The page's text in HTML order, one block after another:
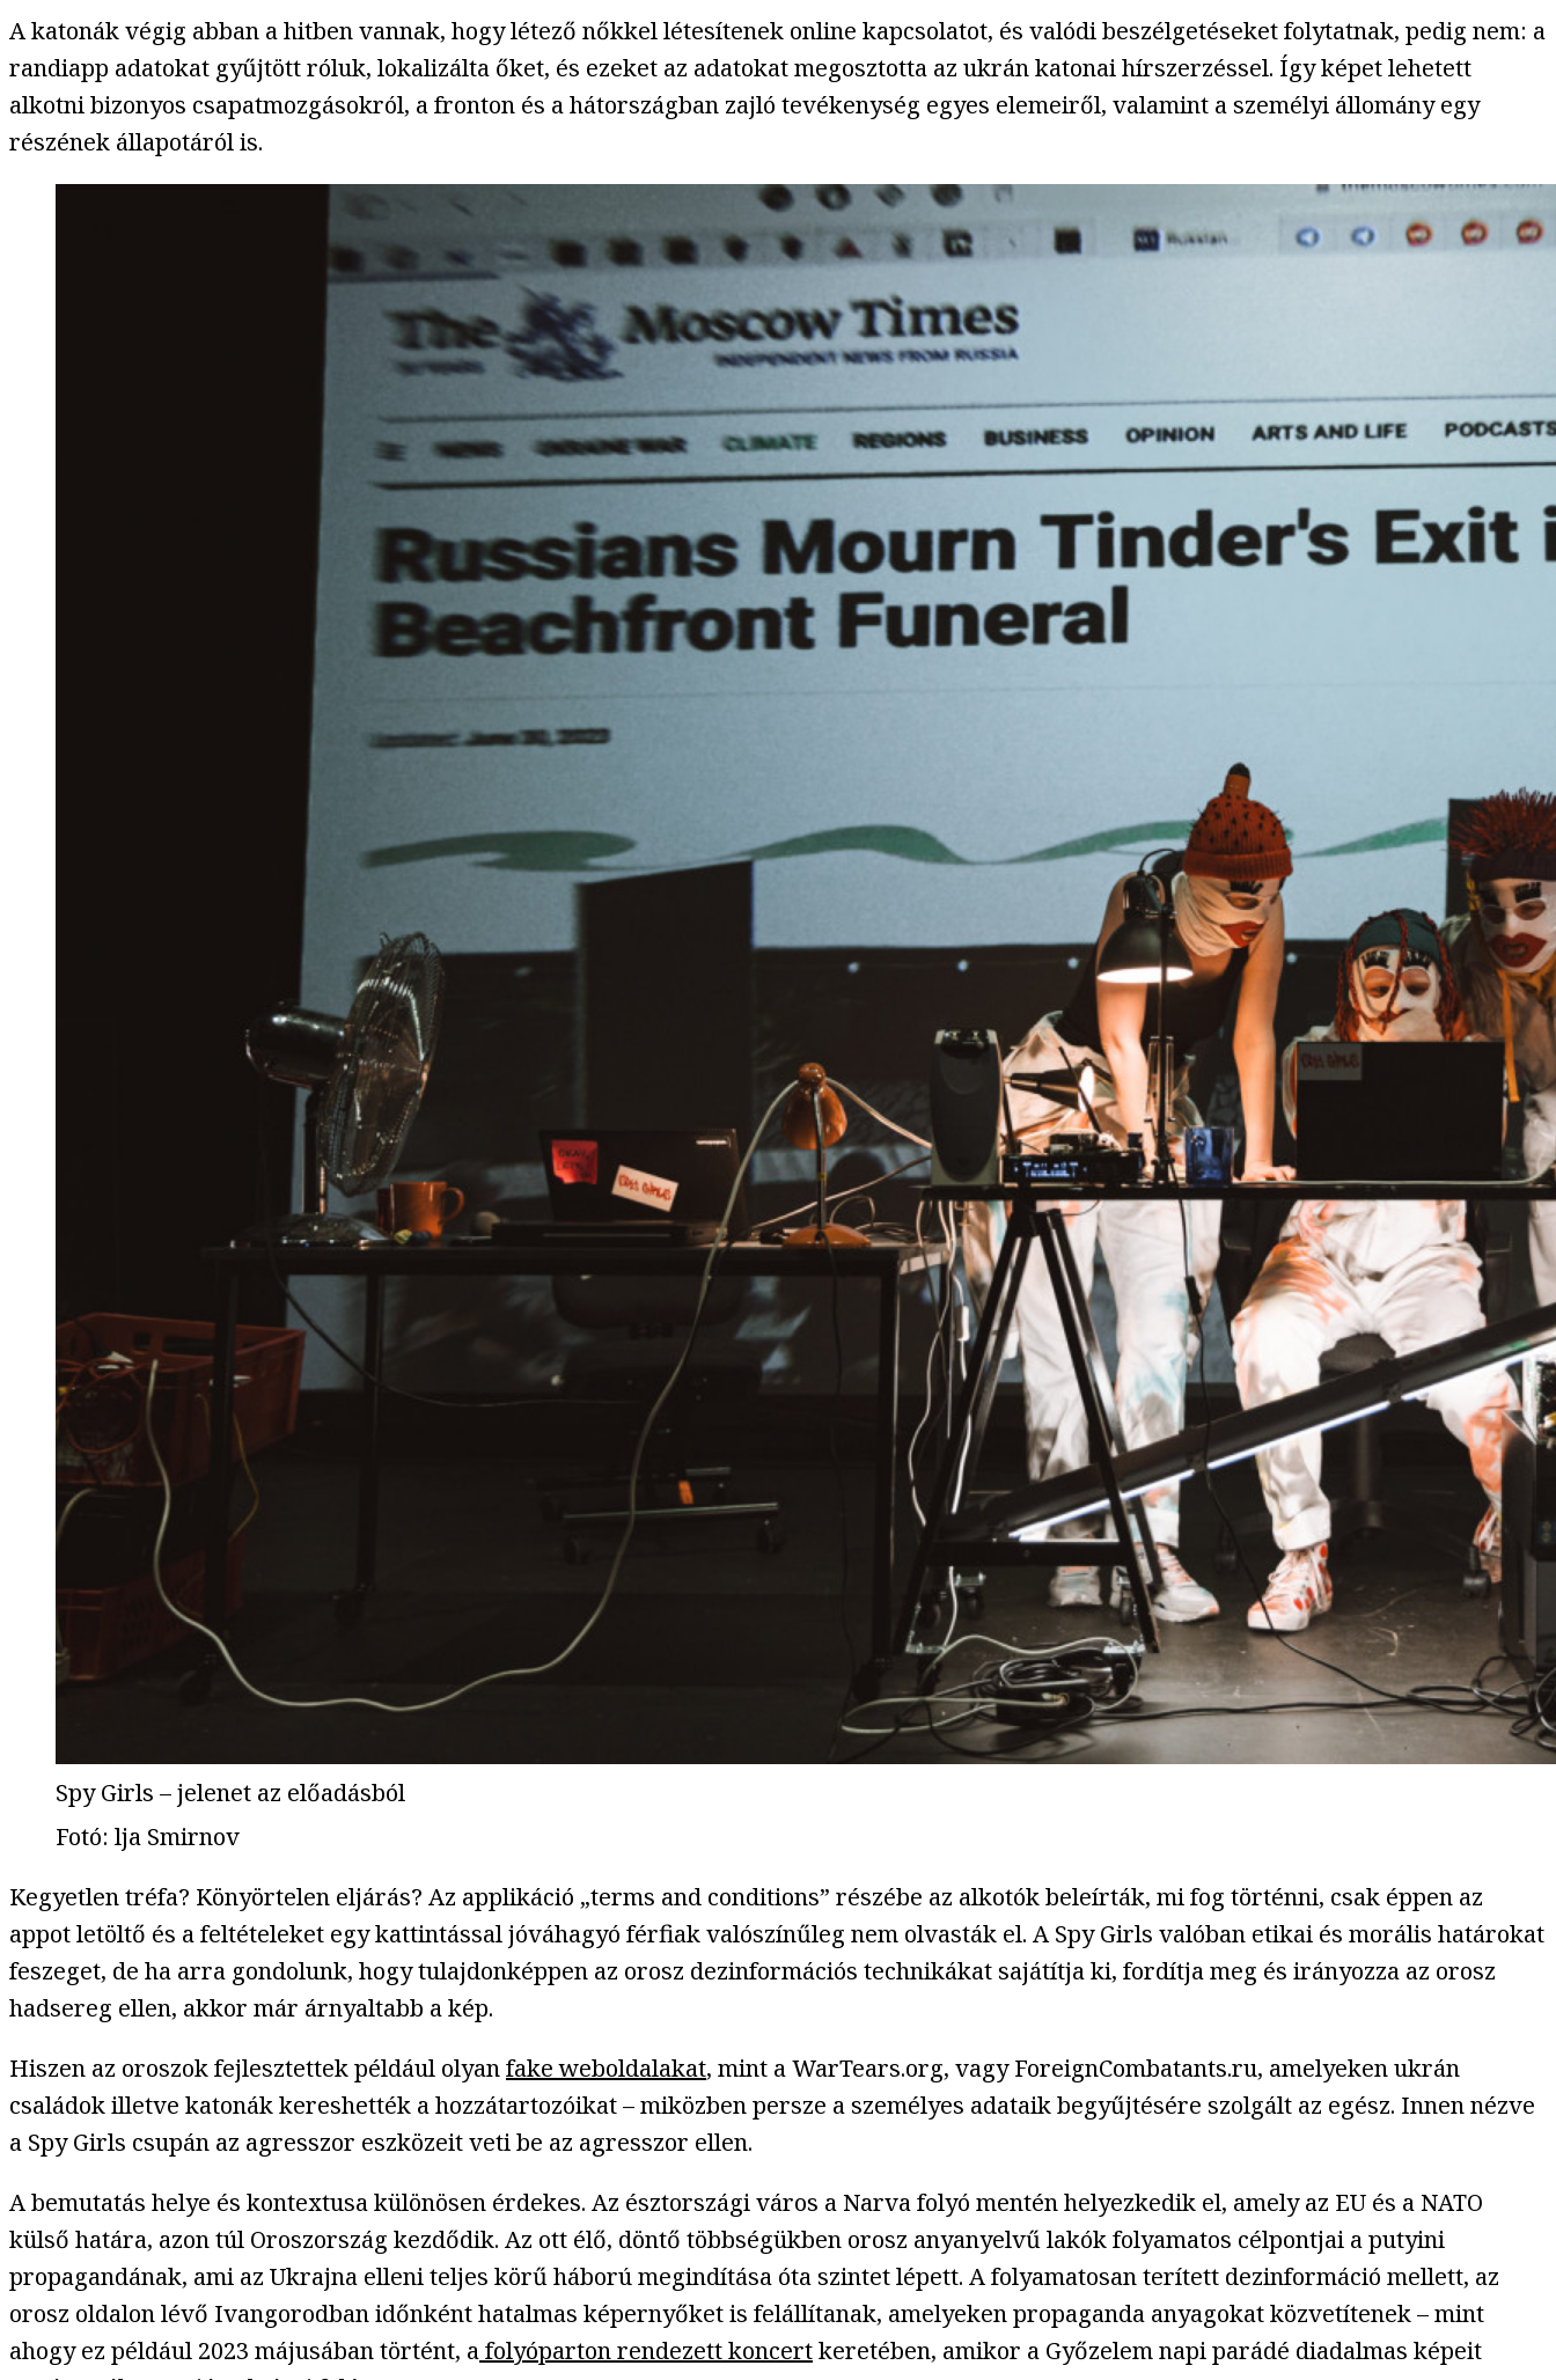
A katonák végig abban a hitben vannak, hogy létező nőkkel létesítenek online kapcsolatot, és valódi beszélgetéseket folytatnak, pedig nem: a
randiapp adatokat gyűjtött róluk, lokalizálta őket, és ezeket az adatokat megosztotta az ukrán katonai hírszerzéssel. Így képet lehetett
alkotni bizonyos csapatmozgásokról, a fronton és a hátországban zajló tevékenység egyes elemeiről, valamint a személyi állomány egy
részének állapotáról is.
Spy Girls – jelenet az előadásból
Fotó: lja Smirnov
Kegyetlen tréfa? Könyörtelen eljárás? Az applikáció „terms and conditions” részébe az alkotók beleírták, mi fog történni, csak éppen az
appot letöltő és a feltételeket egy kattintással jóváhagyó férfiak valószínűleg nem olvasták el. A Spy Girls valóban etikai és morális határokat
feszeget, de ha arra gondolunk, hogy tulajdonképpen az orosz dezinformációs technikákat sajátítja ki, fordítja meg és irányozza az orosz
hadsereg ellen, akkor már árnyaltabb a kép.
Hiszen az oroszok fejlesztettek például olyanfake weboldalakat, mint a WarTears.org, vagy ForeignCombatants.ru, amelyeken ukrán
családok illetve katonák kereshették a hozzátartozóikat – miközben persze a személyes adataik begyűjtésére szolgált az egész. Innen nézve
a Spy Girls csupán az agresszor eszközeit veti be az agresszor ellen.
A bemutatás helye és kontextusa különösen érdekes. Az észtországi város a Narva folyó mentén helyezkedik el, amely az EU és a NATO
külső határa, azon túl Oroszország kezdődik. Az ott élő, döntő többségükben orosz anyanyelvű lakók folyamatos célpontjai a putyini
propagandának, ami az Ukrajna elleni teljes körű háború megindítása óta szintet lépett. A folyamatosan terített dezinformáció mellett, az
orosz oldalon lévő Ivangorodban időnként hatalmas képernyőket is felállítanak, amelyeken propaganda anyagokat közvetítenek – mint
ahogy ez például 2023 májusában történt, afolyóparton rendezett koncertkeretében, amikor a Győzelem napi parádé diadalmas képeit